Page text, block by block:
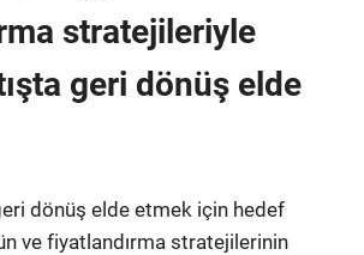
stratejileriyle
geri dönüş elde
dönüş elde etmek için hedef
ve fiyatlandırma stratejilerinin